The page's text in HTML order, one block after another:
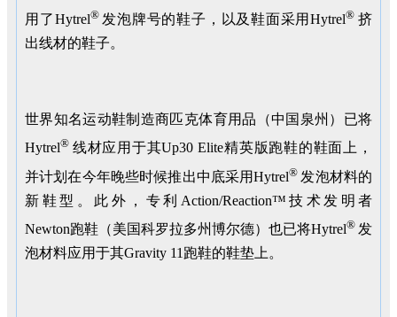
用了Hytrel® 发泡牌号的鞋子，以及鞋面采用Hytrel®挤
出线材的鞋子。
世界知名运动鞋制造商匹克体育用品（中国泉州）已将
Hytrel® 线材应用于其Up30 Elite精英版跑鞋的鞋面上，
并计划在今年晚些时候推出中底采用Hytrel® 发泡材料的
新鞋型。此外，专利Action/Reaction™技术发明者
Newton跑鞋（美国科罗拉多州博尔德）也已将Hytrel® 发
泡材料应用于其Gravity 11跑鞋的鞋垫上。